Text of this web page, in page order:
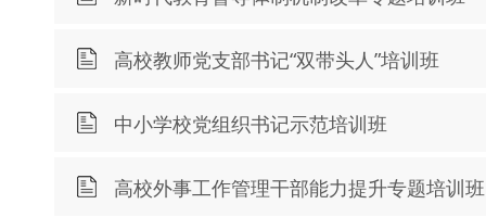
高校教师党支部书记“双带头人”培训班
中小学校党组织书记示范培训班
高校外事工作管理干部能力提升专题培训班